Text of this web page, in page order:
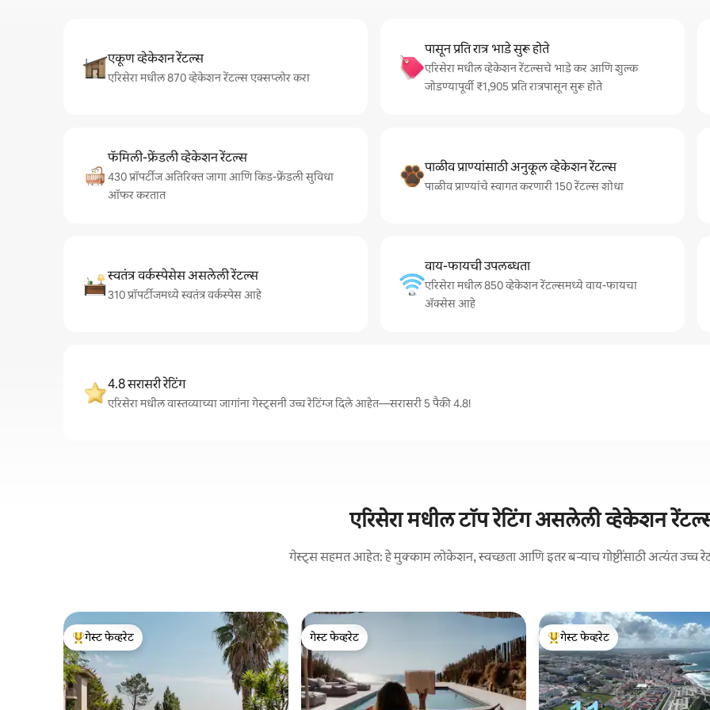
एकूण व्हेकेशन रेंटल्स
एरिसेरा मधील 870 व्हेकेशन रेंटल्स एक्सप्लोर करा
पासून प्रति रात्र भाडे सुरू होते
एरिसेरा मधील व्हेकेशन रेंटल्सचे भाडे कर आणि शुल्क
जोडण्यापूर्वी ₹1,905 प्रति रात्रपासून सुरू होते
फॅमिली-फ्रेंडली व्हेकेशन रेंटल्स
430 प्रॉपर्टीज अतिरिक्त जागा आणि किड-फ्रेंडली सुविधा
ऑफर करतात
पाळीव प्राण्यांसाठी अनुकूल व्हेकेशन रेंटल्स
पाळीव प्राण्यांचे स्वागत करणारी 150 रेंटल्स शोधा
स्वतंत्र वर्कस्पेसेस असलेली रेंटल्स
310 प्रॉपर्टीजमध्ये स्वतंत्र वर्कस्पेस आहे
वाय-फायची उपलब्धता
एरिसेरा मधील 850 व्हेकेशन रेंटल्समध्ये वाय-फायचा
अ‍ॅक्सेस आहे
4.8 सरासरी रेटिंग
एरिसेरा मधील वास्तव्याच्या जागांना गेस्ट्सनी उच्च रेटिंग्ज दिले आहेत—सरासरी 5 पैकी 4.8!
एरिसेरा मधील टॉप रेटिंग असलेली व्हेकेशन
गेस्ट्स सहमत आहेत: हे मुक्काम लोकेशन, स्वच्छता आणि इतर बऱ्याच गोष्टींसाठी अत्यंत
टॉप गेस्ट फेव्हरेट
गेस्ट फेव्हरेट
गेस्ट फेव्हरेट
गेस्ट फेव्हरेट
टॉप गेस्ट फेव्हरेट
गेस्ट फेव्हरेट